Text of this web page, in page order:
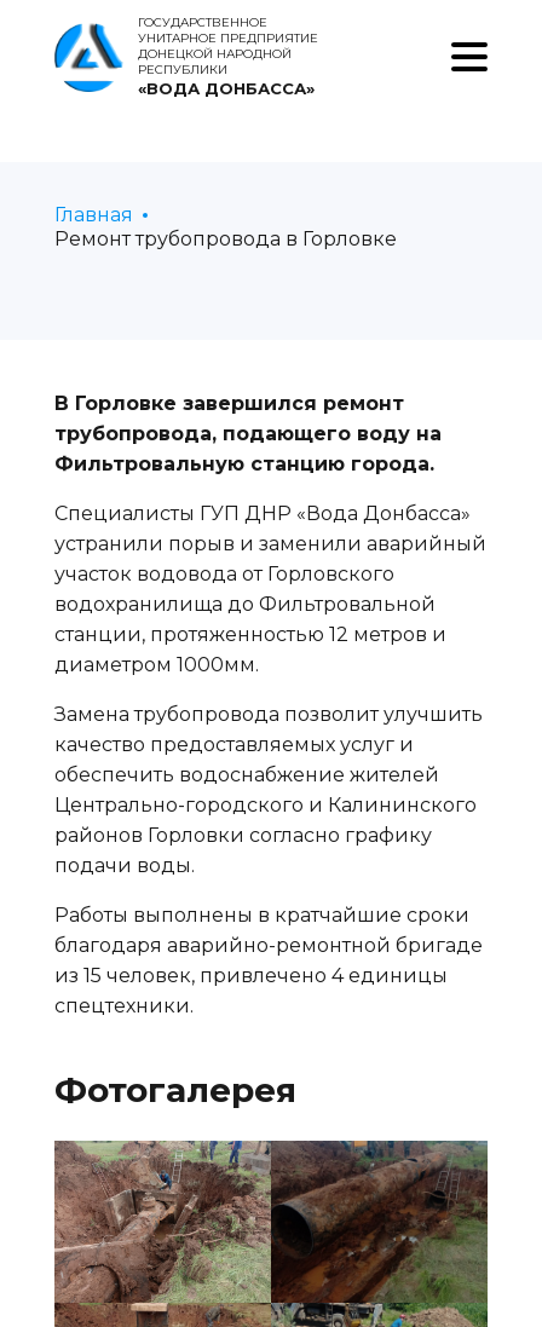
ГОСУДАРСТВЕННОЕ
УНИТАРНОЕ ПРЕДПРИЯТИЕ
ДОНЕЦКОЙ НАРОДНОЙ
РЕСПУБЛИКИ
«ВОДА ДОНБАССА»
Главная
Ремонт трубопровода в Горловке
В Горловке завершился ремонт
трубопровода, подающего воду на
Фильтровальную станцию города.
Специалисты ГУП ДНР «Вода Донбасса»
устранили порыв и заменили аварийный
участок водовода от Горловского
водохранилища до Фильтровальной
станции, протяженностью 12 метров и
диаметром 1000мм.
Замена трубопровода позволит улучшить
качество предоставляемых услуг и
обеспечить водоснабжение жителей
Центрально-городского и Калининского
районов Горловки согласно графику
подачи воды.
Работы выполнены в кратчайшие сроки
благодаря аварийно-ремонтной бригаде
из 15 человек, привлечено 4 единицы
спецтехники.
Фотогалерея